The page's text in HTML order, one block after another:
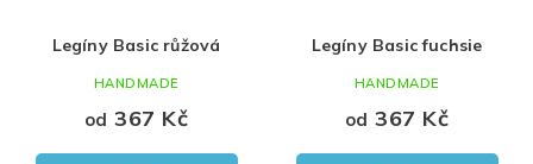
Legíny Basic růžová
od 367 Kč
HANDMADE
Legíny Basic fuchsie
od 367 Kč
HANDMADE